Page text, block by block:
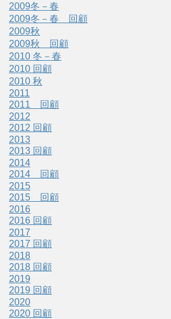
2009冬－春
2009冬－春 回顧
2009秋
2009秋 回顧
2010 冬－春
2010 回顧
2010 秋
2011
2011 回顧
2012
2012 回顧
2013
2013 回顧
2014
2014 回顧
2015
2015 回顧
2016
2016 回顧
2017
2017 回顧
2018
2018 回顧
2019
2019 回顧
2020
2020 回顧